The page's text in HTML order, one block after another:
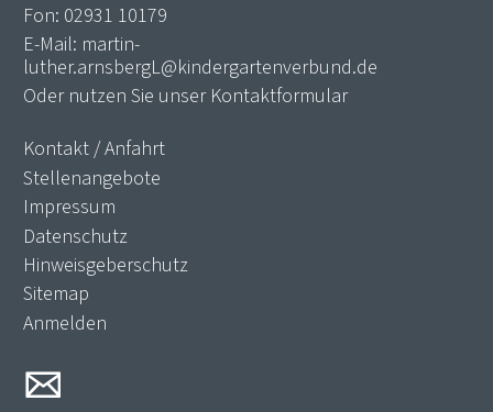
Fon: 02931 10179
E-Mail: martin-
luther.arnsbergL@kindergartenverbund.de
Oder nutzen Sie unser Kontaktformular
Kontakt / Anfahrt
Stellenangebote
Impressum
Datenschutz
Hinweisgeberschutz
Sitemap
Anmelden